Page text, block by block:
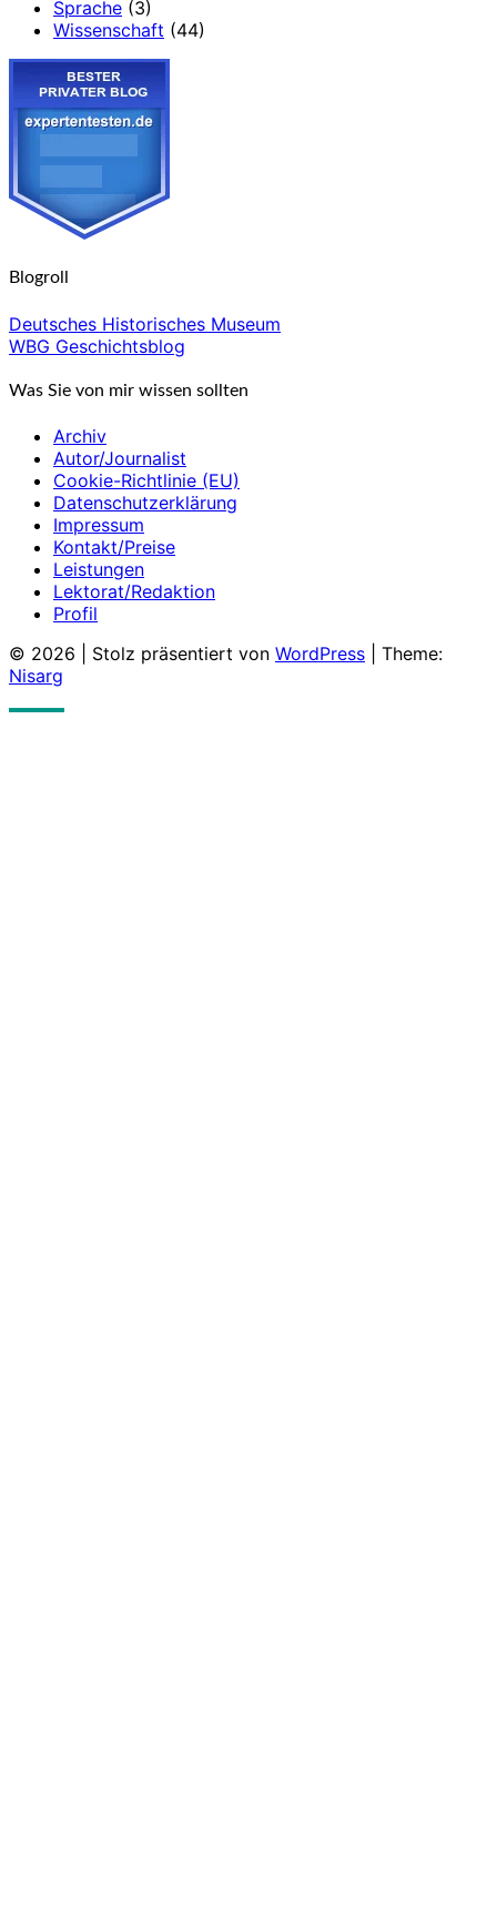
Sprache (3)
Wissenschaft (44)
Blogroll
Deutsches Historisches Museum
WBG Geschichtsblog
Was Sie von mir wissen sollten
Archiv
Autor/Journalist
Cookie-Richtlinie (EU)
Datenschutzerklärung
Impressum
Kontakt/Preise
Leistungen
Lektorat/Redaktion
Profil
© 2026
Stolz präsentiert von WordPress
Theme:
Nisarg